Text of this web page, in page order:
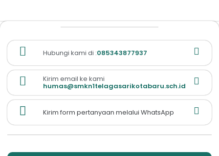
Hubungi kami di :085343877937
Kirim email ke kami
humas@smkn1telagasarikotabaru.sch.id
Kirim form pertanyaan melalui WhatsApp